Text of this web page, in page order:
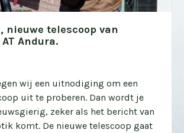
nieuwe telescoop van
Andura.
wij een uitnodiging om een
uit te proberen. Dan wordt je
zeker als het bericht van
komt. De nieuwe telescoop gaat